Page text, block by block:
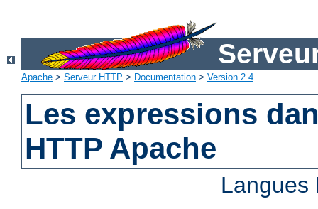
Apache > Serveur HTTP > Documentation > Version 2.4
Les expressions
HTTP Apache